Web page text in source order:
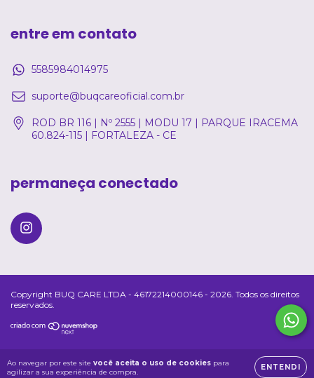
Ao navegar por este site você aceita o uso de cookies para
agilizar a sua experiência de compra.
ENTENDI
entre em contato
5585984014975
suporte@buqcareoficial.com.br
ROD BR 116 | Nº 2555 | MODU 17 | PARQUE IRACEMA
60.824-115 | FORTALEZA - CE
permaneça conectado
Copyright BUQ CARE LTDA - 46172214000146 - 2026. Todos os direitos
reservados.